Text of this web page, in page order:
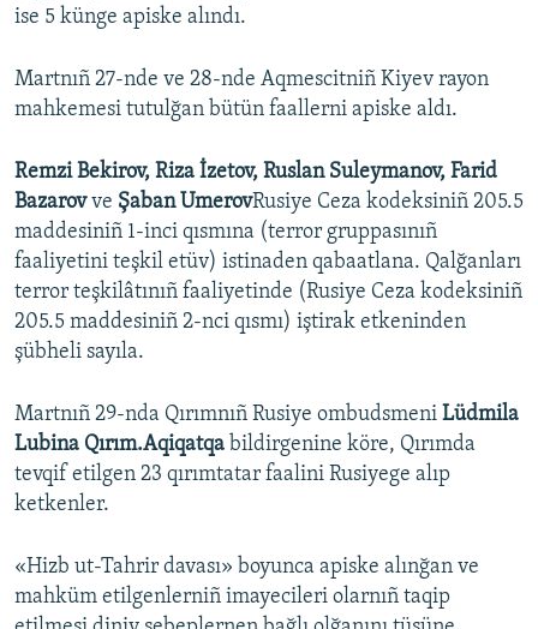
ise 5 künge apiske alındı.
Martnıñ 27-nde ve 28-nde Aqmescitniñ Kiyev rayon
mahkemesi tutulğan bütün faallerni apiske aldı.
Remzi Bekirov, Riza İzetov, Ruslan Suleymanov, Farid
Bazarovve Şaban UmerovRusiye Ceza kodeksiniñ 205.5
maddesiniñ 1-inci qısmına (terror gruppasınıñ
faaliyetini teşkil etüv) istinaden qabaatlana. Qalğanları
terror teşkilâtınıñ faaliyetinde (Rusiye Ceza kodeksiniñ
205.5 maddesiniñ 2-nci qısmı) iştirak etkeninden
şübheli sayıla.
Martnıñ 29-nda Qırımnıñ Rusiye ombudsmeni Lüdmila
Lubina Qırım.Aqiqatqa bildirgenine köre, Qırımda
tevqif etilgen 23 qırımtatar faalini Rusiyege alıp
ketkenler.
«Hizb ut-Tahrir davası» boyunca apiske alınğan ve
mahküm etilgenlerniñ imayecileri olarnıñ taqip